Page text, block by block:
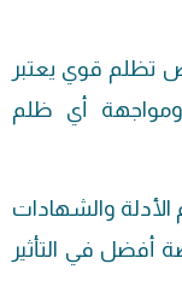
تظلم قوي يعتبر
أي ظلم
والشهادات
في التأثير